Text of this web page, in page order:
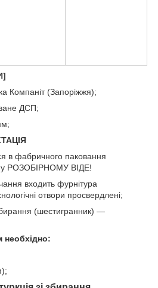
Компаніт (Запоріжжя);
ДСП;
в фабричного паковання
у РОЗОБІРНОМУ ВІДЕ!
входить фурнітура
отвори просвердлені;
(шестигранник) —
необхідно: